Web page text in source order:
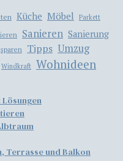
Küche Möbel Parkett
Sanieren Sanierung
sparen Tipps Umzug
Windkraft Wohnideen
Terrasse und Balkon